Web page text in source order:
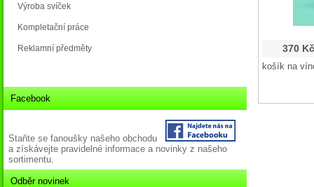
Výroba svíček
Kompletační práce
Reklamní předměty
Facebook
Staňte se fanoušky našeho obchodu
a získávejte pravidelné informace a novinky z našeho
sortimentu.
Odběr novinek
370
košík na